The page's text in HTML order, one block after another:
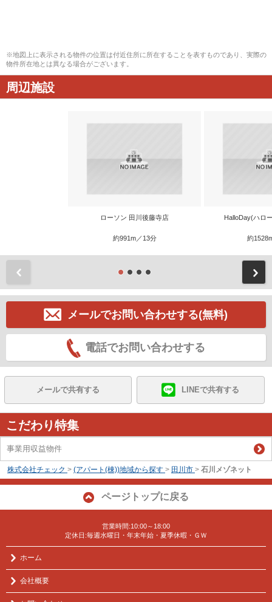
※地図上に表示される物件の位置は付近住所に所在することを表すものであり、実際の
物件所在地とは異なる場合がございます。
周辺施設
ローソン 田川後藤寺店
約991m／13分
HalloDay(ハロ
約
メールでお問い合わせする(無料)
電話でお問い合わせする
メールで共有する LINEで共有する
こだわり特集
事業用収益物件
株式会社チェック > (アパート(棟))地域から探す > 田川市 > 石川メゾネット
ページトップに戻る
営業時間:10:00～18:00
定休日:毎週水曜日・年末年始・夏季休暇・ＧＷ
ホーム
会社概要